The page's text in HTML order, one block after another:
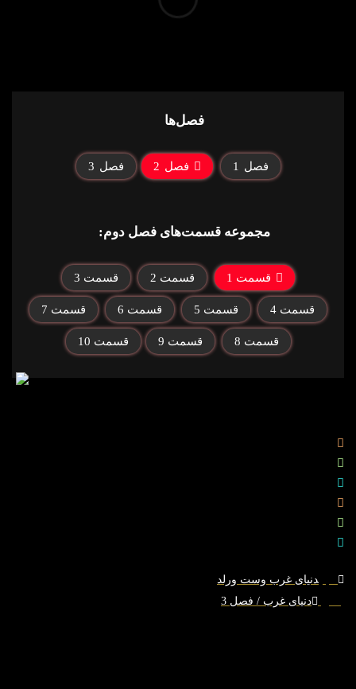
فصل‌ها
فصل 1 فصل 2 فصل 3
مجموعه قسمت‌های فصل دوم:
قسمت 1 قسمت 2 قسمت 3
قسمت 4 قسمت 5 قسمت 6 قسمت 7
قسمت 8 قسمت 9 قسمت 10
دنیای غرب وست ورلد
دنیای غرب / فصل 3